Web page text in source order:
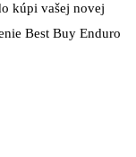
kúpi vašej novej
Best Buy Enduro